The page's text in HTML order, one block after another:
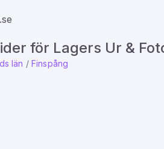
för Lagers Ur &
län / Finspång